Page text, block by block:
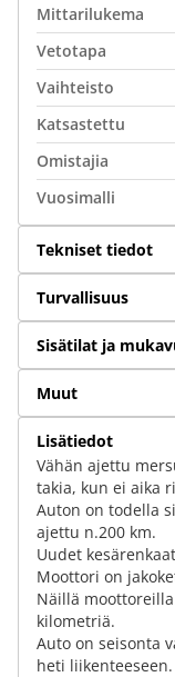
Mittarilukema
Vetotapa
Vaihteisto
Katsastettu
Omistajia
Vuosimalli
Tekniset tiedot
Turvallisuus
Sisätilat ja
Muut
Lisätiedot
Vähän ajettu
takia, kun ei aika
Auton on todella
ajettu n.200 km.
Uudet
Moottori on
Näillä
kilometriä.
Auto on seisonta
heti liikenteeseen.